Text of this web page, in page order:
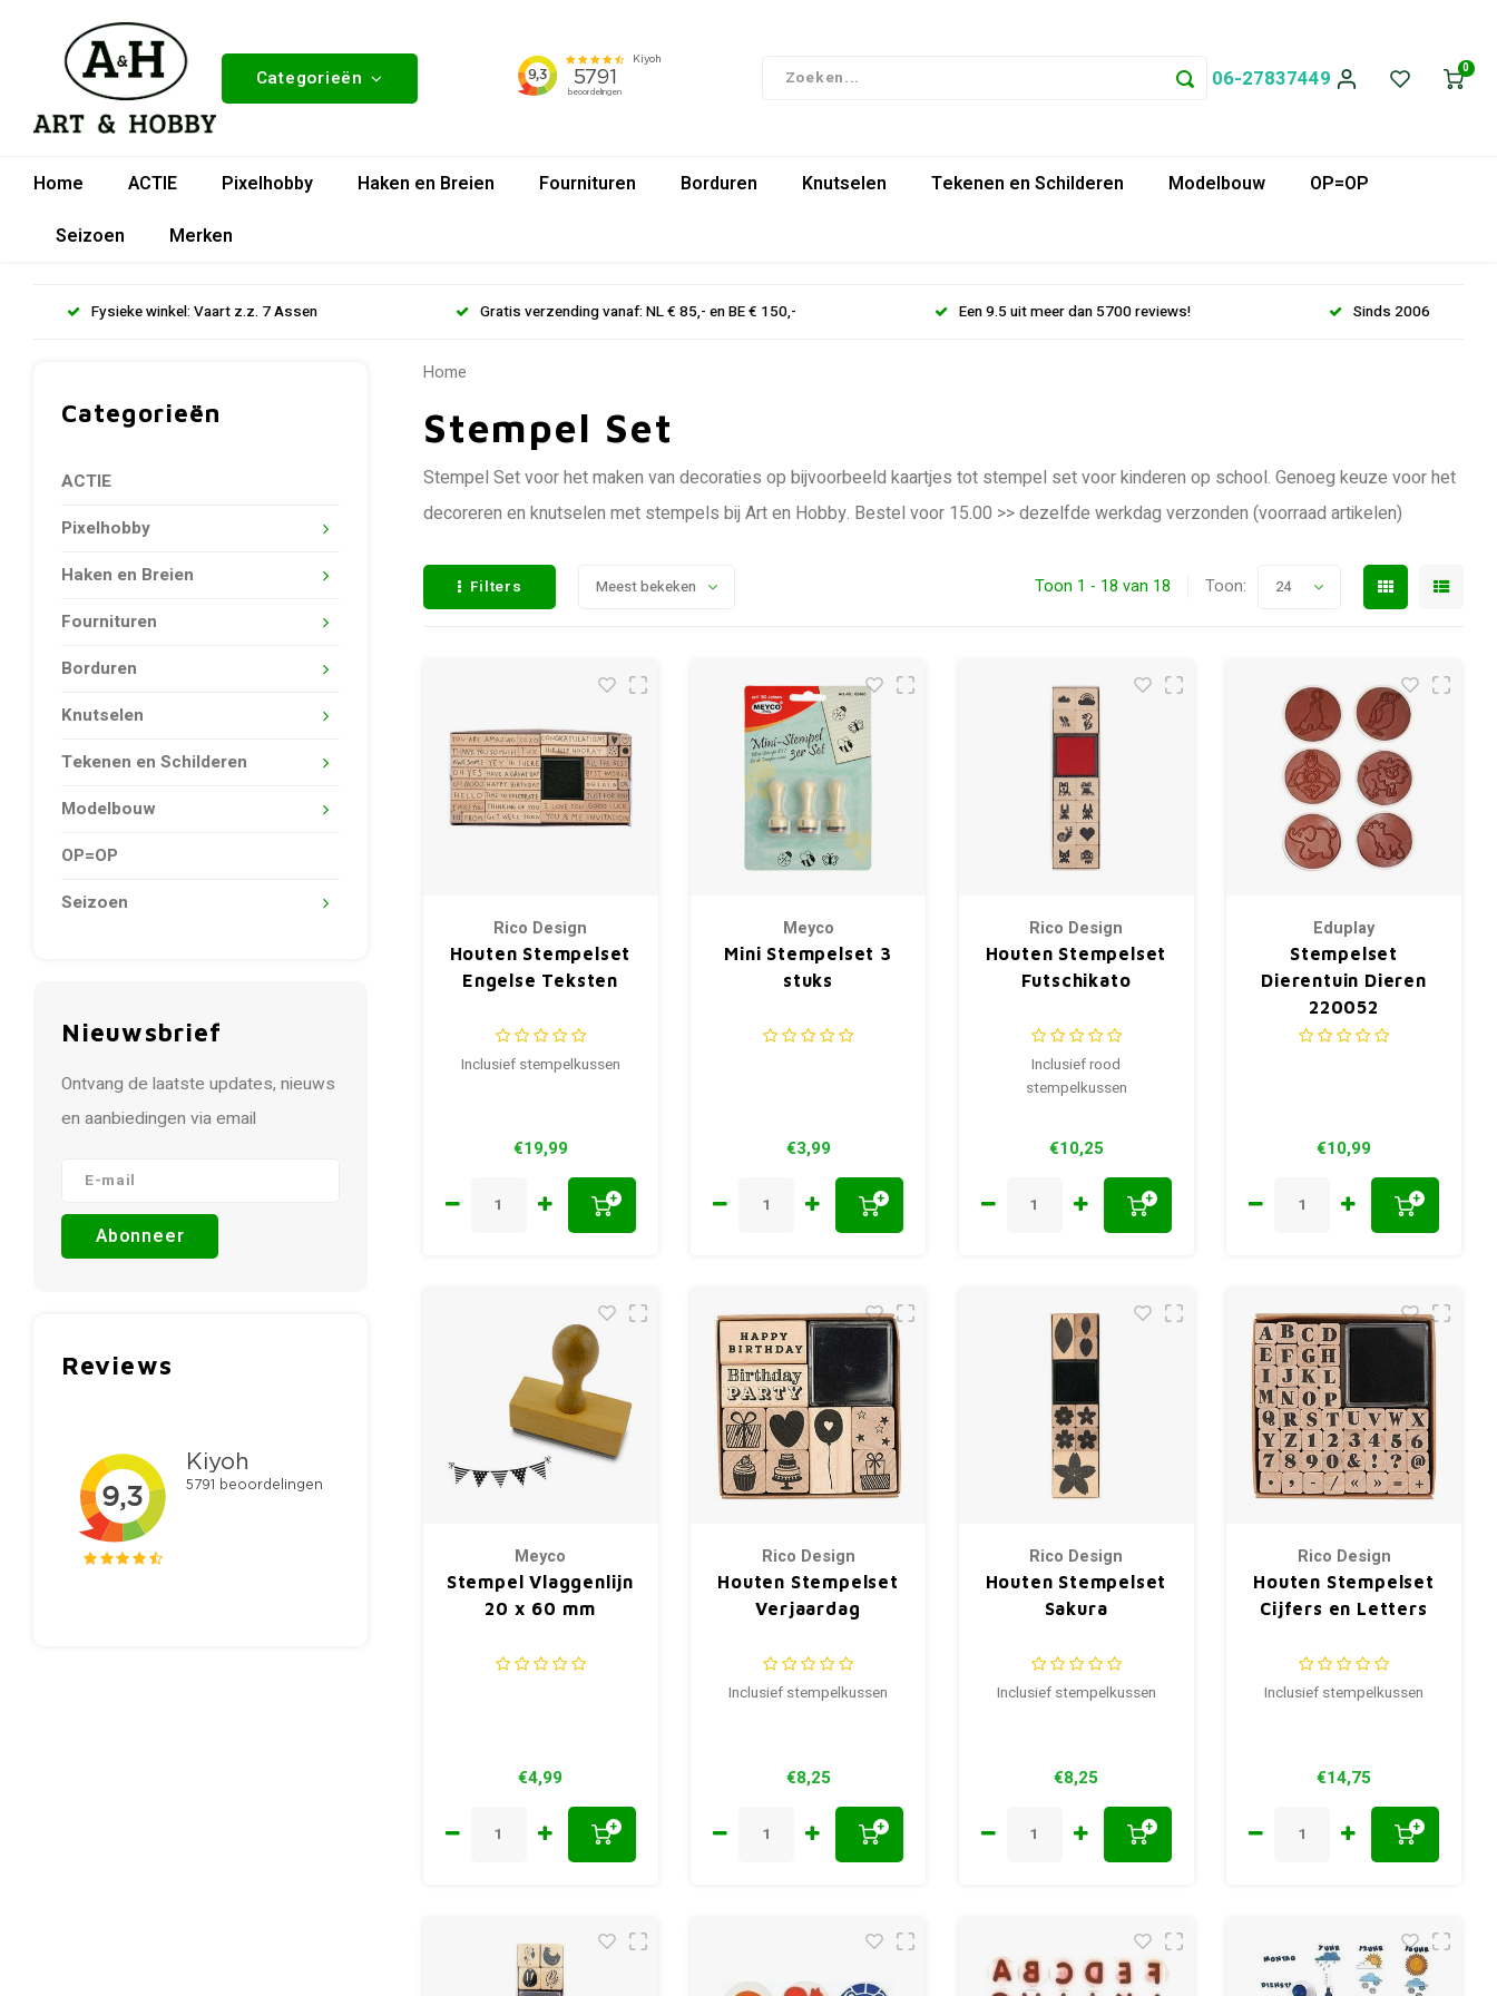
Categorieën 06-27837449 0
Home ACTIE Pixelhobby Haken en Breien Fournituren Borduren Knutselen Tekenen en Schilderen Modelbouw
OP=OP
Seizoen
Merken
Fysieke winkel: Vaart z.z. 7 Assen Gratis verzending vanaf: NL € 85,- en BE € 150,- Een 9.5 uit meer dan 5700 reviews! Sinds 2006
Categorieën
ACTIE
Pixelhobby
Haken en Breien
Fournituren
Borduren
Knutselen
Tekenen en Schilderen
Modelbouw
OP=OP
Seizoen
Nieuwsbrief
Ontvang de laatste updates, nieuws
en aanbiedingen via email
Abonneer
Reviews
Home
Stempel Set
Stempel Set voor het maken van decoraties op bijvoorbeeld kaartjes tot stempel set voor kinderen op school. Genoeg keuze voor het
decoreren en knutselen met stempels bij Art en Hobby. Bestel voor 15.00 >> dezelfde werkdag verzonden (voorraad artikelen)
Filters Meest bekeken Toon 1 - 18 van 18 Toon: 24
Rico Design
Houten Stempelset
Engelse Teksten
Inclusief stempelkussen
€19,99
+
Meyco
Mini Stempelset 3
stuks
€3,99
+
Rico Design
Houten Stempelset
Futschikato
Inclusief rood
stempelkussen
€10,25
+
Eduplay
Stempelset
Dierentuin Dieren
220052
€10,99
+
Meyco
Stempel Vlaggenlijn
20 x 60 mm
€4,99
+
Rico Design
Houten Stempelset
Verjaardag
Inclusief stempelkussen
€8,25
+
Rico Design
Houten Stempelset
Sakura
Inclusief stempelkussen
€8,25
+
Rico Design
Houten Stempelset
Cijfers en Letters
Inclusief stempelkussen
€14,75
+